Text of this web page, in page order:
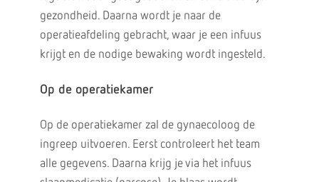
gezondheid. Daarna wordt je naar de
operatieafdeling gebracht, waar je een infuus
krijgt en de nodige bewaking wordt ingesteld.
Op de operatiekamer
Op de operatiekamer zal de gynaecoloog de
ingreep uitvoeren. Eerst controleert het team
alle gegevens. Daarna krijg je via het infuus